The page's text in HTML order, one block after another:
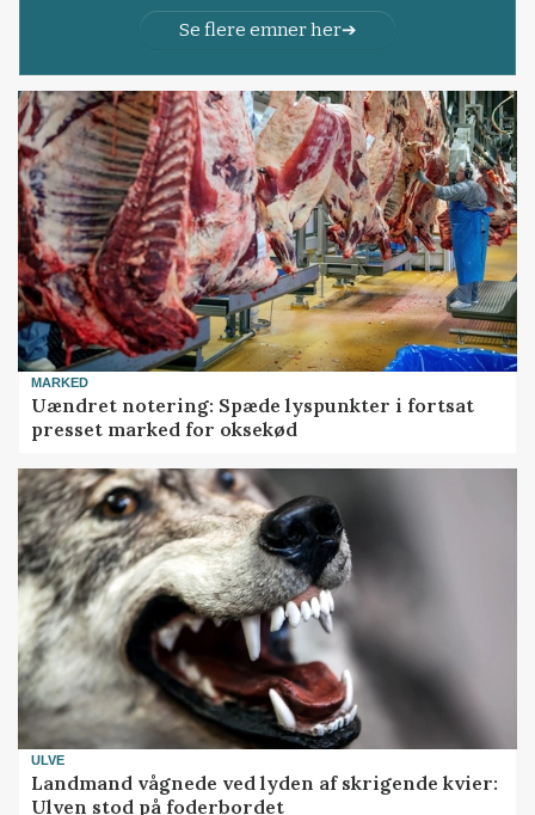
Se flere emner her
MARKED
Uændret notering: Spæde lyspunkter i fortsat
presset marked for oksekød
ULVE
Landmand vågnede ved lyden af skrigende kvier:
Ulven stod på foderbordet